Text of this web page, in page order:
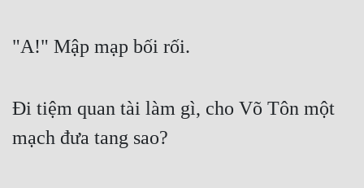
"A!" Mập mạp bối rối.
Đi tiệm quan tài làm gì, cho Võ Tôn một
mạch đưa tang sao?